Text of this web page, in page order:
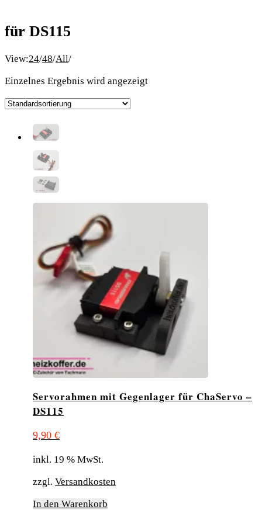
für DS115
View:24/48/All/
Einzelnes Ergebnis wird angezeigt
Servorahmen mit Gegenlager für ChaServo –
DS115
9,90 €
inkl. 19 % MwSt.
zzgl. Versandkosten
In den Warenkorb